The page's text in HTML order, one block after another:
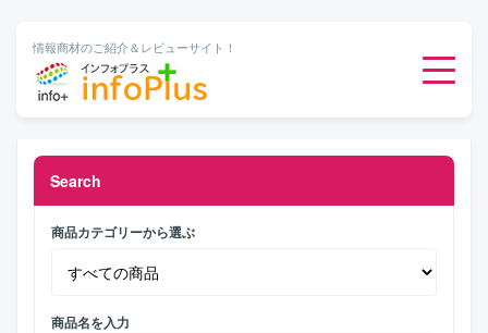
情報商材のご紹介＆レビューサイト！
ダウンロード販売
Search
商品カテゴリーから選ぶ
商品名を入力